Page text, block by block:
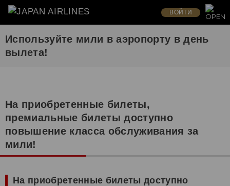
ВОЙТИ
Используйте мили в аэропорту в день
вылета!
На приобретенные билеты,
премиальные билеты доступно
повышение класса обслуживания за
мили!
На приобретенные билеты доступно